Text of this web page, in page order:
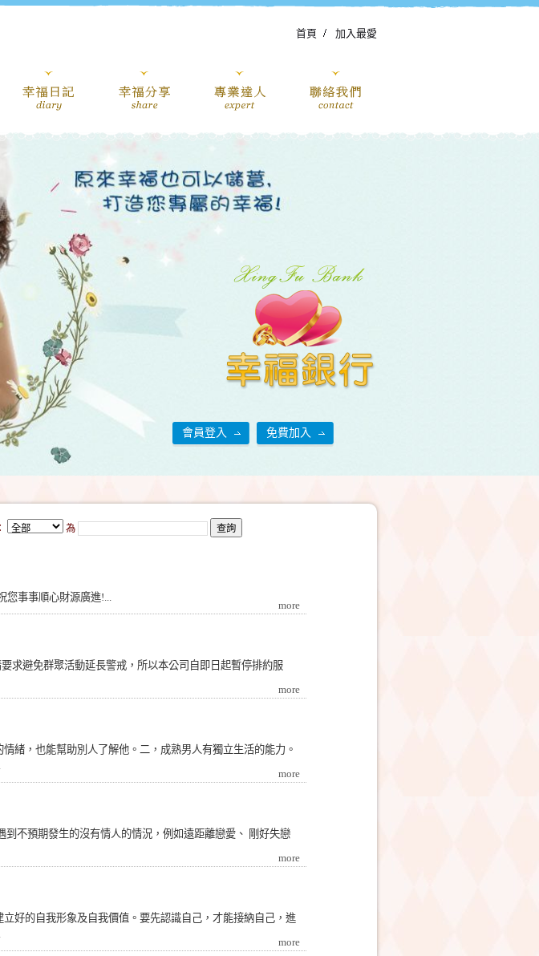
首頁 加入最愛
會員登入 免費加入
為
您事事順心財源廣進!...
more
求避免群聚活動延長警戒，所以本公司自即日起暫停排約服
more
緒，也能幫助別人了解他。二，成熟男人有獨立生活的能力。
more
不預期發生的沒有情人的情況，例如遠距離戀愛、 剛好失戀
more
好的自我形象及自我價值。要先認識自己，才能接納自己，進
more